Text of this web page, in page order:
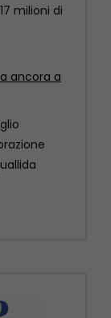
di anfore
di epoca
tra il